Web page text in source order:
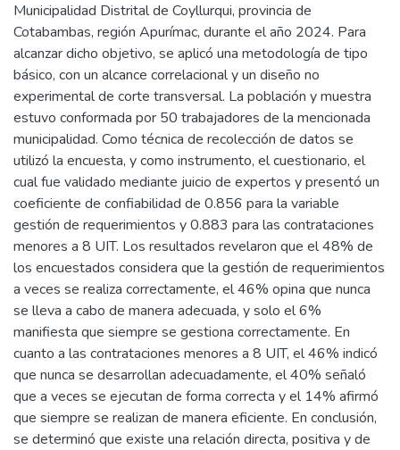
Municipalidad Distrital de Coyllurqui, provincia de
Cotabambas, región Apurímac, durante el año 2024. Para
alcanzar dicho objetivo, se aplicó una metodología de tipo
básico, con un alcance correlacional y un diseño no
experimental de corte transversal. La población y muestra
estuvo conformada por 50 trabajadores de la mencionada
municipalidad. Como técnica de recolección de datos se
utilizó la encuesta, y como instrumento, el cuestionario, el
cual fue validado mediante juicio de expertos y presentó un
coeficiente de confiabilidad de 0.856 para la variable
gestión de requerimientos y 0.883 para las contrataciones
menores a 8 UIT. Los resultados revelaron que el 48% de
los encuestados considera que la gestión de requerimientos
a veces se realiza correctamente, el 46% opina que nunca
se lleva a cabo de manera adecuada, y solo el 6%
manifiesta que siempre se gestiona correctamente. En
cuanto a las contrataciones menores a 8 UIT, el 46% indicó
que nunca se desarrollan adecuadamente, el 40% señaló
que a veces se ejecutan de forma correcta y el 14% afirmó
que siempre se realizan de manera eficiente. En conclusión,
se determinó que existe una relación directa, positiva y de